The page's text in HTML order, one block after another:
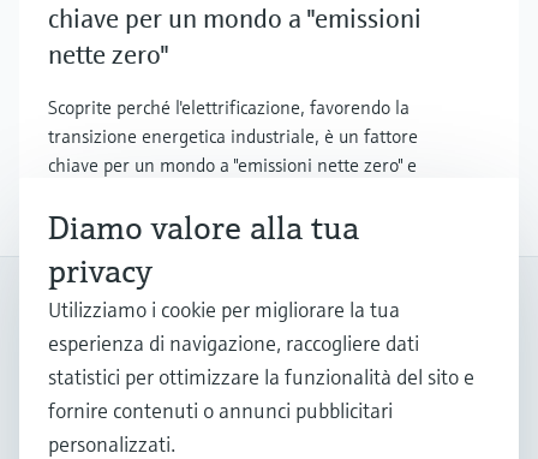
chiave per un mondo a "emissioni
nette zero"
Scoprite perché l'elettrificazione, favorendo la
transizione energetica industriale, è un fattore
chiave per un mondo a "emissioni nette zero" e
My Endress+Hauser
Aumenta l'efficienza e risparmia tempo prezioso con un
account My Endress+Hauser!
Registrazione
Diamo valore alla tua
privacy
Utilizziamo i cookie per migliorare la tua
esperienza di navigazione, raccogliere dati
statistici per ottimizzare la funzionalità del sito e
fornire contenuti o annunci pubblicitari
personalizzati.